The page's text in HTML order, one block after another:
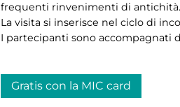
frequenti rinvenimenti di antichità.
La visita si inserisce nel ciclo di
I partecipanti sono accompagnati
Gratis con la MIC card